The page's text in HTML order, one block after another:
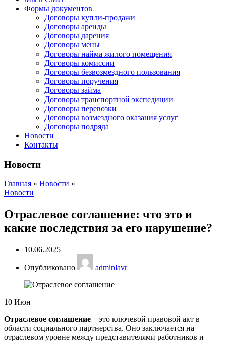
Формы документов
Договоры купли-продажи
Договоры аренды
Договоры дарения
Договоры мены
Договоры найма жилого помещения
Договоры комиссии
Договоры безвозмездного пользования
Договоры поручения
Договоры займа
Договоры транспортной экспедиции
Договоры перевозки
Договоры возмездного оказания услуг
Договоры подряда
Новости
Контакты
Новости
Главная » Новости »
Новости
Отраслевое соглашение: что это и
какие последствия за его нарушение?
10.06.2025
Опубликовано adminlavr
10 Июн
Отраслевое соглашение – это ключевой правовой акт в
области социального партнерства. Оно заключается на
отраслевом уровне между представителями работников и